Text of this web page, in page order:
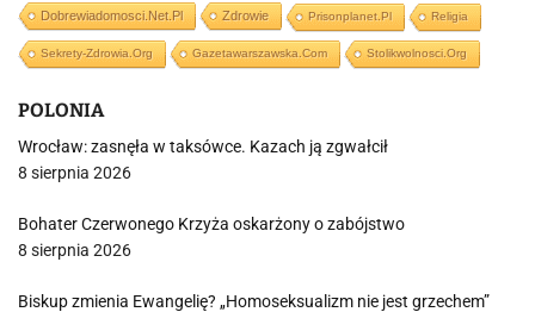
Dobrewiadomosci.net.pl Zdrowie Prisonplanet.pl Religia
Sekrety-Zdrowia.org Gazetawarszawska.com Stolikwolnosci.org
POLONIA
Wrocław: zasnęła w taksówce. Kazach ją zgwałcił
8 sierpnia 2026
Bohater Czerwonego Krzyża oskarżony o zabójstwo
8 sierpnia 2026
Biskup zmienia Ewangelię? „Homoseksualizm nie jest grzechem”